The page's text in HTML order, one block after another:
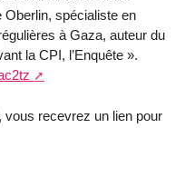
spécialiste en
à Gaza, auteur du
la CPI, l’Enquête ».
vous recevrez un lien pour